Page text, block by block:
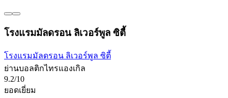
โรงแรมมัลดรอน ลิเวอร์พูล ซิตี้
โรงแรมมัลดรอน ลิเวอร์พูล ซิตี้
ย่านบอลติกไทรแองเกิล
9.2/10
ยอดเยี่ยม